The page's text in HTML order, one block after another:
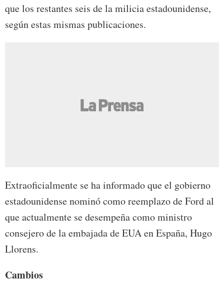
que los restantes seis de la milicia estadounidense,
según estas mismas publicaciones.
Extraoficialmente se ha informado que el gobierno
estadounidense nominó como reemplazo de Ford al
que actualmente se desempeña como ministro
consejero de la embajada de EUA en España, Hugo
Llorens.
Cambios